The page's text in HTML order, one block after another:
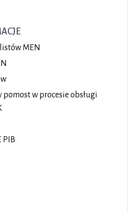
MEN
pomost w procesie obsługi
PIB